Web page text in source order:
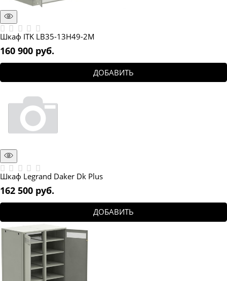
Шкаф ITK LB35-13H49-2M
160 900 руб.
ДОБАВИТЬ
Шкаф Legrand Daker Dk Plus
162 500 руб.
ДОБАВИТЬ